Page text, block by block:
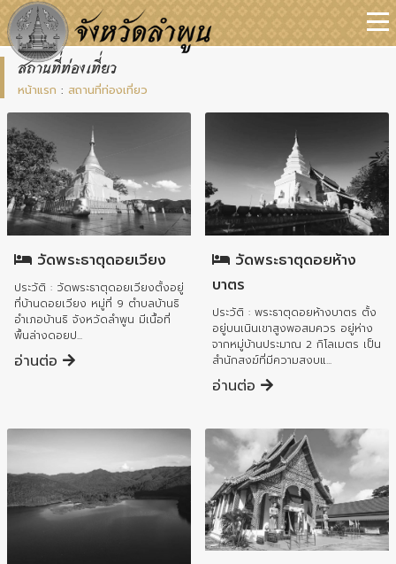
สถานที่ท่องเที่ยว
หน้าแรก : สถานที่ท่องเที่ยว
อำเภอบ้านธิ
วัดพระธาตุดอยเวียง
ประวัติ : วัดพระธาตุดอยเวียงตั้งอยู่
ที่บ้านดอยเวียง หมู่ที่ 9 ตำบลบ้านธิ
อำเภอบ้านธิ จังหวัดลำพูน มีเนื้อที่
พื้นล่างดอยป...
อ่านต่อ
อำเภอบ้านธิ
วัดพระธาตุดอยห้าง
บาตร
ประวัติ : พระธาตุดอยห้างบาตร ตั้ง
อยู่บนเนินเขาสูงพอสมควร อยู่ห่าง
จากหมู่บ้านประมาณ 2 กิโลเมตร เป็น
สำนักสงฆ์ที่มีความสงบแ...
อ่านต่อ
อำเภอบ้านโฮ่ง